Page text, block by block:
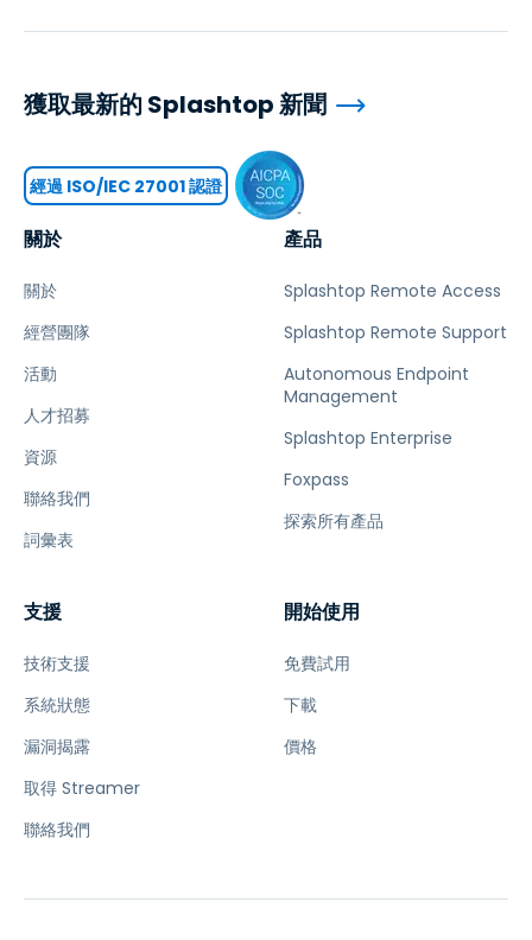
關於
關於
經營團隊
活動
人才招募
資源
聯絡我們
詞彙表
產品
Splashtop Remote Access
Splashtop Remote Support
Autonomous Endpoint
Management
Splashtop Enterprise
Foxpass
探索所有產品
支援
技術支援
系統狀態
漏洞揭露
取得 Streamer
聯絡我們
開始使用
免費試用
下載
價格
獲取最新的 Splashtop 新聞
經過 ISO/IEC 27001 認證